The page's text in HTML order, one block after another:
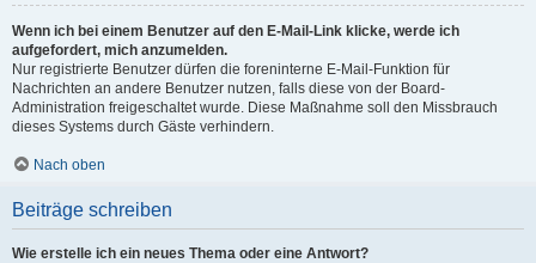
Wenn ich bei einem Benutzer auf den E-Mail-Link klicke, werde ich
aufgefordert, mich anzumelden.
Nur registrierte Benutzer dürfen die foreninterne E-Mail-Funktion für
Nachrichten an andere Benutzer nutzen, falls diese von der Board-
Administration freigeschaltet wurde. Diese Maßnahme soll den Missbrauch
dieses Systems durch Gäste verhindern.
Nach oben
Beiträge schreiben
Wie erstelle ich ein neues Thema oder eine Antwort?